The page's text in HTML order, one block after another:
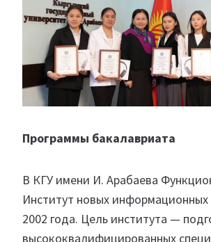
Программы бакалавриата
В КГУ имени И. Арабаева
Институт новых информационных
2002 года. Цель института —
высококвалифицированных